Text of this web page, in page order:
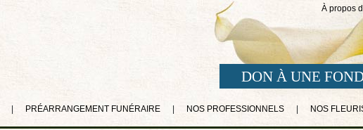
À propos
DON À UNE
PRÉARRANGEMENT FUNÉRAIRE NOS PROFESSIONNELS NOS